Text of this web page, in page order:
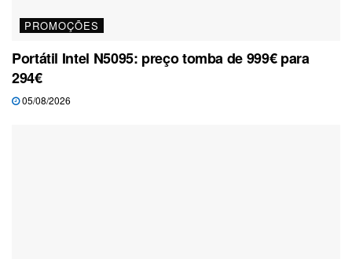
PROMOÇÕES
Portátil Intel N5095: preço tomba de 999€ para
294€
05/08/2026